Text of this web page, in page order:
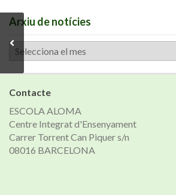
Arxiu de notícies
Arxiu
notícies
Contacte
ESCOLA ALOMA
Centre Integrat d'Ensenyament
Carrer Torrent Can Piquer s/n
08016 BARCELONA